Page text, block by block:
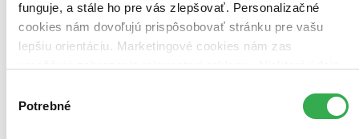
funguje, a stále ho pre vás zlepšovať. Personalizačné
cookies nám dovoľujú prispôsobovať stránku pre vašu
lepšiu orientáciu. Marketingové cookies nám zas
keby sme mohli používať všetky tieto cookies. Ďakujeme!
súhlasu
Potrebné